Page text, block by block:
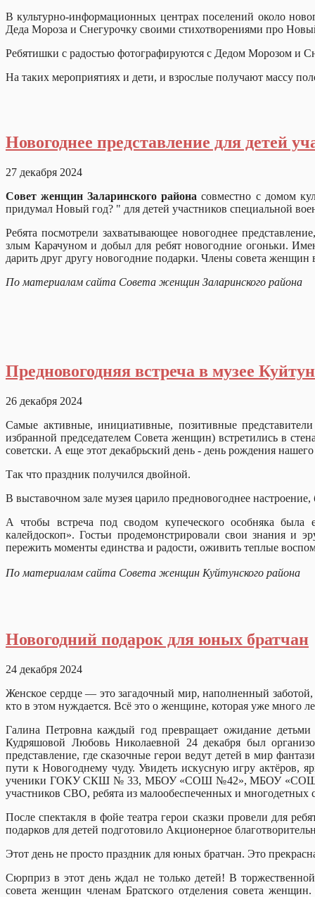
В культурно-информационных центрах поселений около
Деда Мороза и Снегурочку своими стихотворениями про
Ребятишки с радостью фотографируются с Дедом Морозом и
На таких мероприятиях и дети, и взрослые получают массу
Новогоднее представление для детей
27 декабря 2024
Совет женщин Заларинского района совместно с домом
придумал Новый год? " для детей
Ребята посмотрели захватывающее новогоднее
злым Карачуном и добыл для ребят новогодние огоньки.
дарить друг другу новогодние подарки. Члены совета
По материалам сайта Совета женщин Заларинского района
Предновогодняя встреча в музее
26 декабря 2024
Самые активные, инициативные, позитивные
избранной председателем Совета женщин) встретились в
советски. А еще этот декабрьский день - день
Так что праздник получился двойной.
В выставочном зале музея царило предновогоднее
А чтобы встреча под сводом купеческого особняка
калейдоскоп». Гостьи продемонстрировали свои знания и
пережить моменты единства и радости,
По материалам сайта Совета женщин Куйтунского района
Новогодний подарок для юных братчан
24 декабря 2024
Женское сердце — это загадочный мир, наполненный заботой,
кто в этом нуждается. Всё это о женщине, которая уже много
Галина Петровна каждый год превращает ожидание
Кудряшовой Любовь Николаевной 24 декабря был
представление, где сказочные герои ведут детей в мир
пути к Новогоднему чуду. Увидеть искусную игру актёров,
ученики ГОКУ СКШ № 33, МБОУ «СОШ №42», МБОУ «СОШ
участников СВО, ребята из малообеспеченных и
После спектакля в фойе театра герои сказки провели для
подарков для детей подготовило Акционерное
Этот день не просто праздник для юных братчан. Это
Сюрприз в этот день ждал не только детей! В
совета женщин членам Братского отделения совета